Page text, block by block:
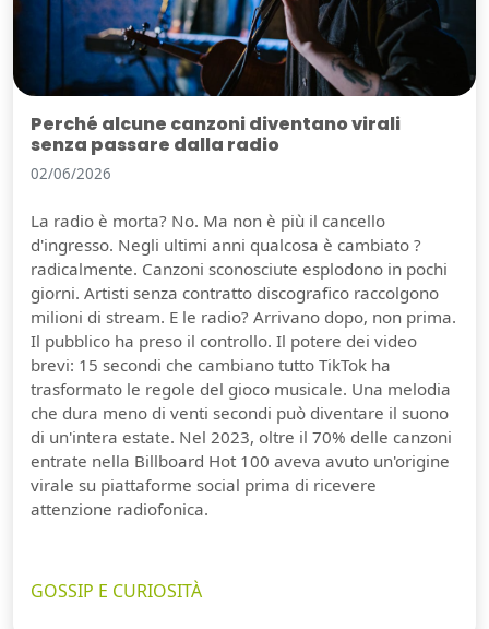
Perché alcune canzoni diventano virali
senza passare dalla radio
02/06/2026
La radio è morta? No. Ma non è più il cancello
d'ingresso. Negli ultimi anni qualcosa è cambiato ?
radicalmente. Canzoni sconosciute esplodono in pochi
giorni. Artisti senza contratto discografico raccolgono
milioni di stream. E le radio? Arrivano dopo, non prima.
Il pubblico ha preso il controllo. Il potere dei video
brevi: 15 secondi che cambiano tutto TikTok ha
trasformato le regole del gioco musicale. Una melodia
che dura meno di venti secondi può diventare il suono
di un'intera estate. Nel 2023, oltre il 70% delle canzoni
entrate nella Billboard Hot 100 aveva avuto un'origine
virale su piattaforme social prima di ricevere
attenzione radiofonica.
GOSSIP E CURIOSITÀ